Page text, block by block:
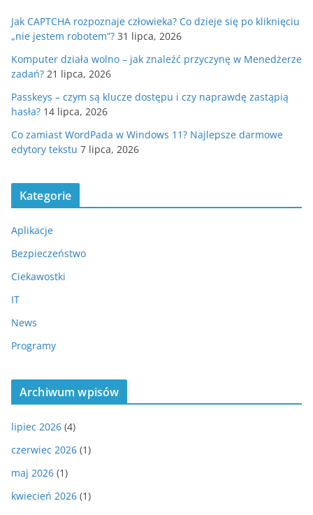
Jak CAPTCHA rozpoznaje człowieka? Co dzieje się po kliknięciu
„nie jestem robotem”? 31 lipca, 2026
Komputer działa wolno – jak znaleźć przyczynę w Menedżerze
zadań? 21 lipca, 2026
Passkeys – czym są klucze dostępu i czy naprawdę zastąpią
hasła? 14 lipca, 2026
Co zamiast WordPada w Windows 11? Najlepsze darmowe
edytory tekstu 7 lipca, 2026
Kategorie
Aplikacje
Bezpieczeństwo
Ciekawostki
IT
News
Programy
Archiwum wpisów
lipiec 2026 (4)
czerwiec 2026 (1)
maj 2026 (1)
kwiecień 2026 (1)